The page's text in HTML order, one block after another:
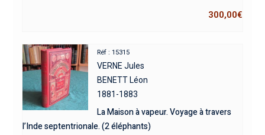
300,00€
Réf : 15315
VERNE Jules
BENETT Léon
1881-1883
La Maison à vapeur. Voyage à travers
l’Inde septentrionale. (2 éléphants)